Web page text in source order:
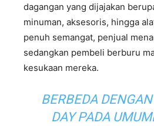
dagangan yang dijajakan
minuman, aksesoris, hingga
penuh semangat, penjual
sedangkan pembeli berburu
kesukaan mereka.
BERBEDA DENGAN
DAYPADA